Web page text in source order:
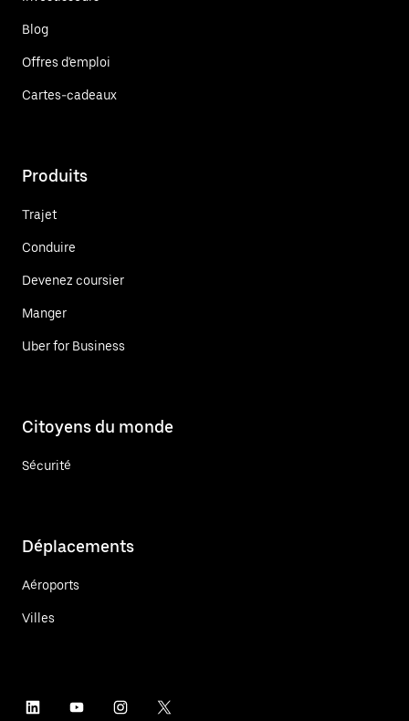
Blog
Offres d'emploi
Cartes-cadeaux
Produits
Trajet
Conduire
Devenez coursier
Manger
Uber for Business
Citoyens du monde
Sécurité
Déplacements
Aéroports
Villes